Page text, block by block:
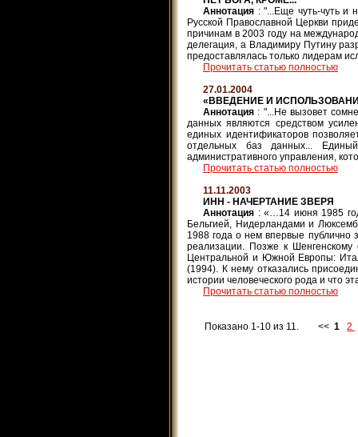
Аннотация : "...Еще чуть-чуть и
Русской Православной Церкви
причинам в 2003 году на
делегация, а Владимиру Путину
предоставлялась только лидерам
Прочитать статью полностью
27.01.2004
«ВВЕДЕНИЕ И
Аннотация : "...Не вызовет
данных являются средством
единых идентификаторов
отдельных баз данных...
административного управления,
Прочитать статью полностью
11.11.2003
ИНН - НАЧЕРТАНИЕ ЗВЕРЯ
Аннотация : «…14 июня 1985
Бельгией, Нидерландами и
1988 года о нем впервые публично
реализации. Позже к Шенгенскому
Центральной и Южной Европы:
(1994). К нему отказались
истории человеческого рода и что
Прочитать статью полностью
Показано 1-10 из 11. << 1 2